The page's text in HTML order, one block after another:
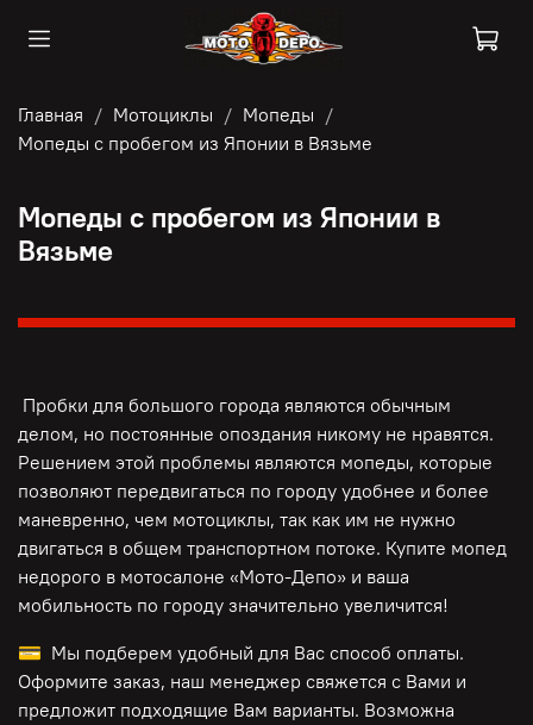
Главная Мотоциклы
Мопеды
Мопеды с пробегом из Японии в Вязьме
Мопеды с пробегом из Японии в
Вязьме
Пробки для большого города являются обычным
делом, но постоянные опоздания никому не нравятся.
Решением этой проблемы являются мопеды, которые
позволяют передвигаться по городу удобнее и более
маневренно, чем мотоциклы, так как им не нужно
двигаться в общем транспортном потоке. Купите мопед
недорого в мотосалоне «Мото-Депо» и ваша
мобильность по городу значительно увеличится!
💳 Мы подберем удобный для Вас способ оплаты.
Оформите заказ, наш менеджер свяжется с Вами и
предложит подходящие Вам варианты. Возможна